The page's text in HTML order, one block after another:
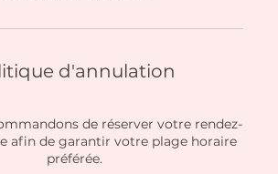
d'annulation
de réserver votre rendez-
afin de garantir votre plage horaire
préférée.